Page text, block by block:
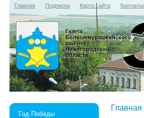
Главная Подписка Карта сайта Контакты
Газета
Большемурашкинского
района
Нижегородской
области
Год Победы
Главная